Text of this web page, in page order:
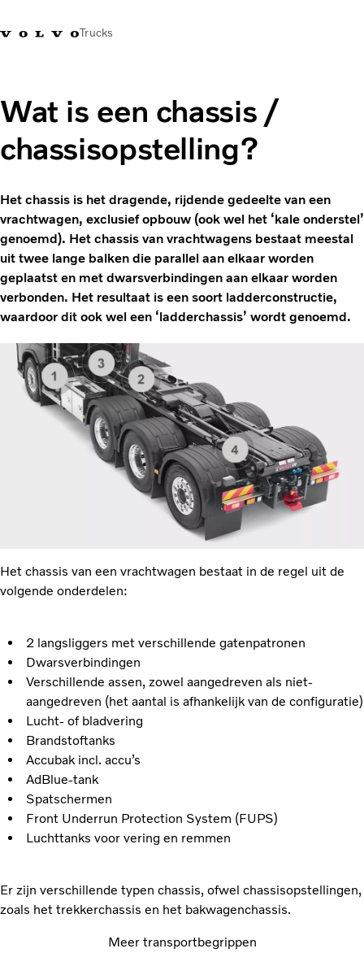
Trucks
Transportoplossingen
CO2-reductie
Truck Builder
Services
Dealer locator
Nieuws
Over ons
Wat is een chassis /
chassisopstelling?
Het chassis is het dragende, rijdende gedeelte van een
vrachtwagen, exclusief opbouw (ook wel het ‘kale onderstel’
genoemd). Het chassis van vrachtwagens bestaat meestal
uit twee lange balken die parallel aan elkaar worden
geplaatst en met dwarsverbindingen aan elkaar worden
verbonden. Het resultaat is een soort ladderconstructie,
waardoor dit ook wel een ‘ladderchassis’ wordt genoemd.
Het chassis van een vrachtwagen bestaat in de regel uit de
volgende onderdelen:
2 langsliggers met verschillende gatenpatronen
Dwarsverbindingen
Verschillende assen, zowel aangedreven als niet-
aangedreven (het aantal is afhankelijk van de configuratie)
Lucht- of bladvering
Brandstoftanks
Accubak incl. accu’s
AdBlue-tank
Spatschermen
Front Underrun Protection System (FUPS)
Luchttanks voor vering en remmen
Er zijn verschillende typen chassis, ofwel chassisopstellingen,
zoals het trekkerchassis en het bakwagenchassis.
Meer transportbegrippen